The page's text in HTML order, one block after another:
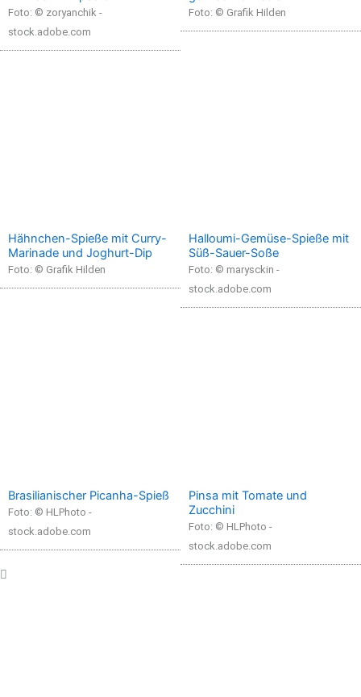
Foto: © zoryanchik -
stock.adobe.com
Foto: © Grafik Hilden
Hähnchen-Spieße mit Curry-
Marinade und Joghurt-Dip
Foto: © Grafik Hilden
Halloumi-Gemüse-Spieße mit
Süß-Sauer-Soße
Foto: © marysckin -
stock.adobe.com
Brasilianischer Picanha-Spieß
Foto: © HLPhoto -
stock.adobe.com
Pinsa mit Tomate und
Zucchini
Foto: © HLPhoto -
stock.adobe.com